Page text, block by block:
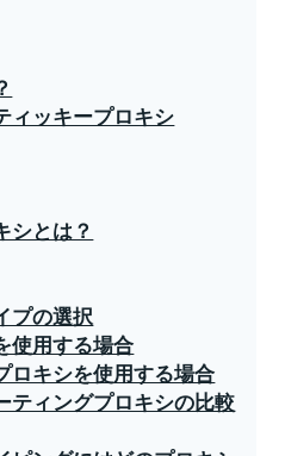
ィッキープロキシ
シとは？
プの選択
使用する場合
ロキシを使用する場合
ティングプロキシの比較